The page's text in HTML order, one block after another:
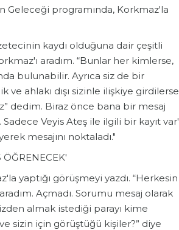
Geleceği programında, Korkmaz'la
kaydı olduğuna dair çeşitli
aradım. “Bunlar her kimlerse,
bulunabilir. Ayrıca siz de bir
ve ahlakı dışı sizinle ilişkiye girdilerse
dedim. Biraz önce bana bir mesaj
Veyis Ateş ile ilgili bir kayıt var'
mesajını noktaladı."
yaptığı görüşmeyi yazdı. “Herkesin
Açmadı. Sorumu mesaj olarak
almak istediği parayı kime
sizin için görüştüğü kişiler?” diye